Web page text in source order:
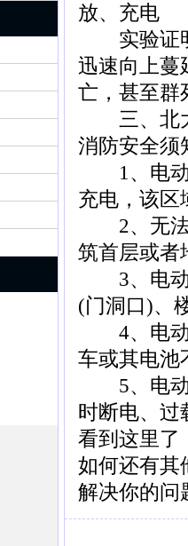
放、充电
实验证明
迅速向上蔓
亡，甚至群
三、北大
消防安全须
1、电动
充电，该区
2、无法
筑首层或者
3、电动
(门洞口)、
4、电动
车或其电池
5、电动
时断电、过
看到这里了
如何还有其
解决你的问